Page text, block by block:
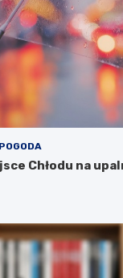
POGODA
Chłodu na